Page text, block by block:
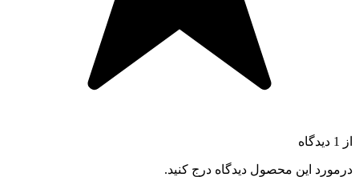
از 1 دیدگاه
درمورد این محصول دیدگاه درج کنید.